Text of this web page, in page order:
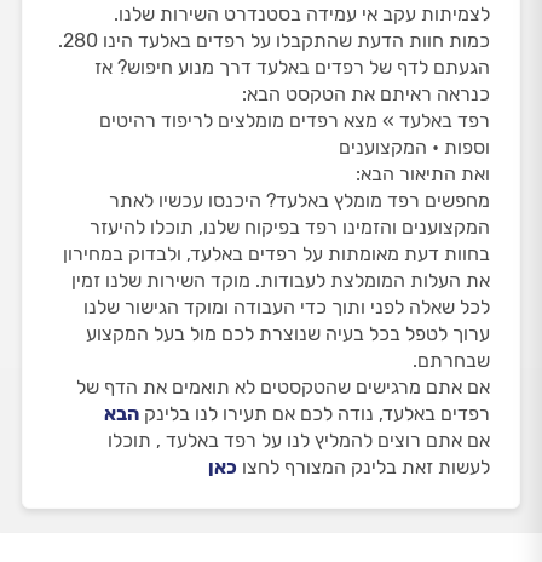
לצמיתות עקב אי עמידה בסטנדרט השירות שלנו.
כמות חוות הדעת שהתקבלו על רפדים באלעד הינו 280.
הגעתם לדף של רפדים באלעד דרך מנוע חיפוש? אז
כנראה ראיתם את הטקסט הבא:
רפד באלעד » מצא רפדים מומלצים לריפוד רהיטים
וספות • המקצוענים
ואת התיאור הבא:
מחפשים רפד מומלץ באלעד? היכנסו עכשיו לאתר
המקצוענים והזמינו רפד בפיקוח שלנו, תוכלו להיעזר
בחוות דעת מאומתות על רפדים באלעד, ולבדוק במחירון
את העלות המומלצת לעבודות. מוקד השירות שלנו זמין
לכל שאלה לפני ותוך כדי העבודה ומוקד הגישור שלנו
ערוך לטפל בכל בעיה שנוצרת לכם מול בעל המקצוע
שבחרתם.
אם אתם מרגישים שהטקסטים לא תואמים את הדף של
רפדים באלעד, נודה לכם אם תעירו לנו בלינק הבא
אם אתם רוצים להמליץ לנו על רפד באלעד , תוכלו
לעשות זאת בלינק המצורף לחצו כאן